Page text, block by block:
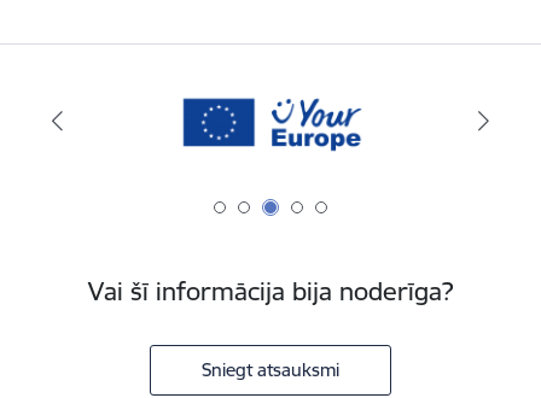
Vai šī informācija bija noderīga?
Sniegt atsauksmi